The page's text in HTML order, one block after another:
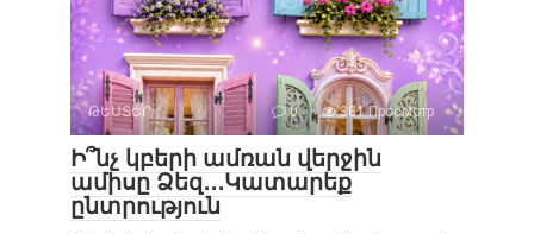
ԹԵՍՏԵՐ 0 381 Просмотр
Ի՞նչ կբերի ամռան վերջին
ամիսը Ձեզ․․․Կատարեք
ընտրություն